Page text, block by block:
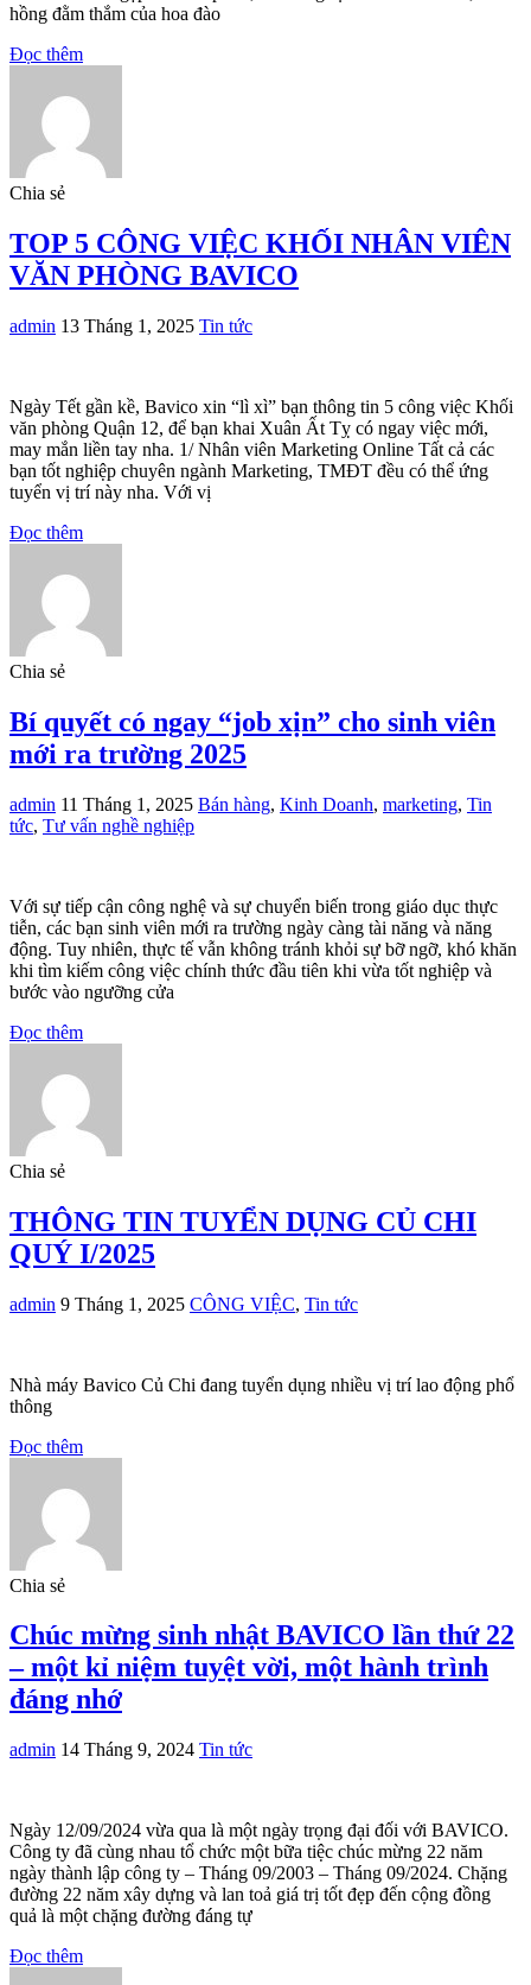
hồng đằm thắm của hoa đào
Đọc thêm
Chia sẻ
TOP 5 CÔNG VIỆC KHỐI NHÂN VIÊN
VĂN PHÒNG BAVICO
admin 13 Tháng 1, 2025 Tin tức
Ngày Tết gần kề, Bavico xin “lì xì” bạn thông tin 5 công việc Khối
văn phòng Quận 12, để bạn khai Xuân Ất Tỵ có ngay việc mới,
may mắn liền tay nha. 1/ Nhân viên Marketing Online Tất cả các
bạn tốt nghiệp chuyên ngành Marketing, TMĐT đều có thể ứng
tuyển vị trí này nha. Với vị
Đọc thêm
Chia sẻ
Bí quyết có ngay “job xịn” cho sinh viên
mới ra trường 2025
admin 11 Tháng 1, 2025 Bán hàng, Kinh Doanh, marketing, Tin
tức, Tư vấn nghề nghiệp
Với sự tiếp cận công nghệ và sự chuyển biến trong giáo dục thực
tiễn, các bạn sinh viên mới ra trường ngày càng tài năng và năng
động. Tuy nhiên, thực tế vẫn không tránh khỏi sự bỡ ngỡ, khó khăn
khi tìm kiếm công việc chính thức đầu tiên khi vừa tốt nghiệp và
bước vào ngưỡng cửa
Đọc thêm
Chia sẻ
THÔNG TIN TUYỂN DỤNG CỦ CHI
QUÝ I/2025
admin 9 Tháng 1, 2025 CÔNG VIỆC, Tin tức
Nhà máy Bavico Củ Chi đang tuyển dụng nhiều vị trí lao động phổ
thông
Đọc thêm
Chia sẻ
Chúc mừng sinh nhật BAVICO lần thứ 22
– một kỉ niệm tuyệt vời, một hành trình
đáng nhớ
admin 14 Tháng 9, 2024 Tin tức
Ngày 12/09/2024 vừa qua là một ngày trọng đại đối với BAVICO.
Công ty đã cùng nhau tổ chức một bữa tiệc chúc mừng 22 năm
ngày thành lập công ty – Tháng 09/2003 – Tháng 09/2024. Chặng
đường 22 năm xây dựng và lan toả giá trị tốt đẹp đến cộng đồng
quả là một chặng đường đáng tự
Đọc thêm